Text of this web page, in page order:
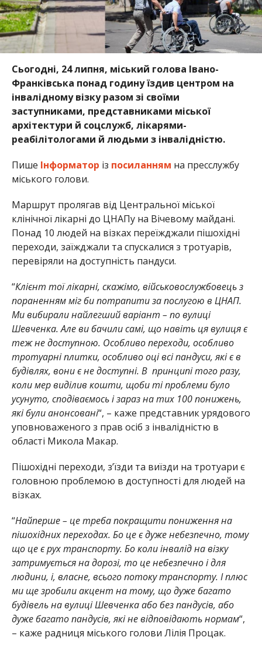
Сьогодні, 24 липня, міський голова Івано-
Франківська понад годину їздив центром на
інвалідному візку разом зі своїми
заступниками, представниками міської
архітектури й соцслужб, лікарями-
реабілітологами й людьми з інвалідністю.
Пише Інформатор із посиланням на пресслужбу
міського голови.
Маршрут пролягав від Центральної міської
клінічної лікарні до ЦНАПу на Вічевому майдані.
Понад 10 людей на візках переїжджали пішохідні
переходи, заїжджали та спускалися з тротуарів,
перевіряли на доступність пандуси.
“Клієнт тої лікарні, скажімо, військовослужбовець з
пораненням міг би потрапити за послугою в ЦНАП.
Ми вибирали найлегший варіант – по вулиці
Шевченка. Але ви бачили самі, що навіть ця вулиця є
теж не доступною. Особливо переходи, особливо
тротуарні плитки, особливо оці всі пандуси, які є в
будівлях, вони є не доступні. В принципі того разу,
коли мер виділив кошти, щоби ті проблеми було
усунуто, сподіваємось і зараз на тих 100 понижень,
які були анонсовані“, – каже представник урядового
уповноваженого з прав осіб з інвалідністю в
області Микола Макар.
Пішохідні переходи, з’їзди та виїзди на тротуари є
головною проблемою в доступності для людей на
візках.
“Найперше – це треба покращити пониження на
пішохідних переходах. Бо це є дуже небезпечно, тому
що це є рух транспорту. Бо коли інвалід на візку
затримується на дорозі, то це небезпечно і для
людини, і, власне, всього потоку транспорту. І плюс
ми ще зробили акцент на тому, що дуже багато
будівель на вулиці Шевченка або без пандусів, або
дуже багато пандусів, які не відповідають нормам“,
– каже радниця міського голови Лілія Процак.